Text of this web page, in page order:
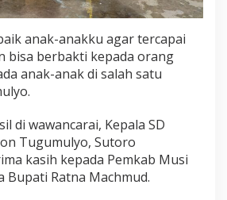
anak-anakku agar tercapai
bisa berbakti kepada orang
anak-anak di salah satu
di wawancarai, Kepala SD
Tugumulyo, Sutoro
kasih kepada Pemkab Musi
Bupati Ratna Machmud.